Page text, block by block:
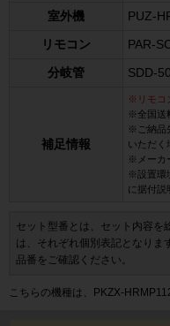
室外機 PUZ-
リモコン PAR-
分岐管 SDD-
補足情報
※リモコ
※全国送
※ご納品
いただく
※メーカ
※設置環
に据付説
セット型番とは、セット内容を
は、それぞれ個別表記となりま
品番をご確認ください。
こちらの機種は、PKZX-